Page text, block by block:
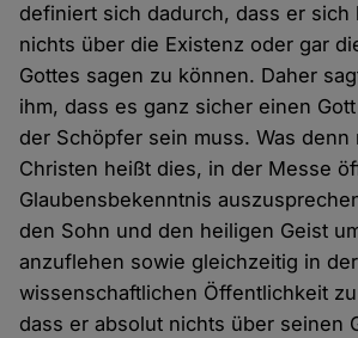
definiert sich dadurch, dass er sich
nichts über die Existenz oder gar
Gottes sagen zu können. Daher
ihm, dass es ganz sicher einen
der Schöpfer sein muss. Was denn
Christen heißt dies, in der Messe
Glaubensbekenntnis
den Sohn und den heiligen Geist
anzuflehen sowie gleichzeitig in der
wissenschaftlichen Öffentlichkeit
dass er absolut nichts über seinen